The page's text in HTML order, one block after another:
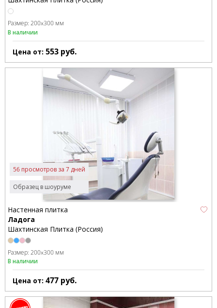
Размер: 200x300 мм
В наличии
Цена от: 553 руб.
Образец в шоуруме
56 просмотров за 7 дней
Настенная плитка
Ладога
Шахтинская Плитка (Россия)
Размер: 200x300 мм
В наличии
Цена от: 477 руб.